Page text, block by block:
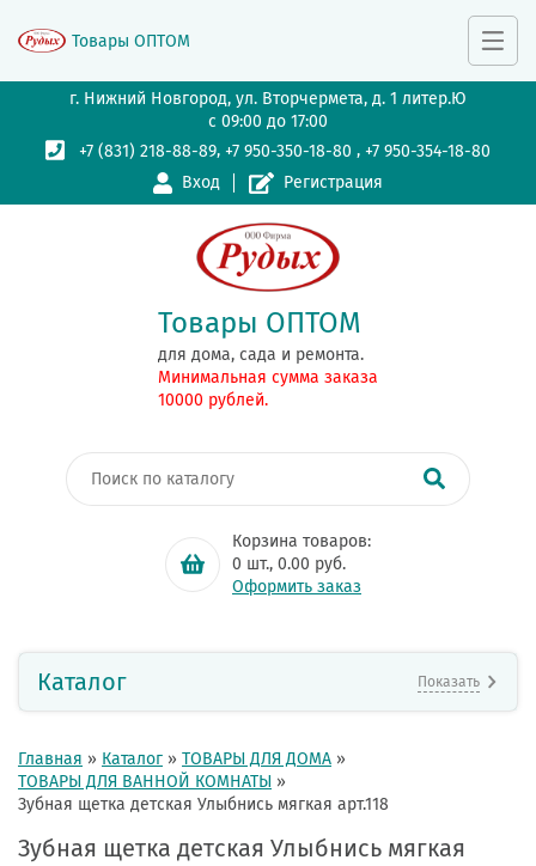
г. Нижний Новгород, ул. Вторчермета, д. 1 литер.Ю
с 09:00 до 17:00
+7 (831) 218-88-89,+7 950-350-18-80 ,+7 950-354-18-80
Вход
Регистрация
Товары ОПТОМ
для дома, сада и ремонта.
Минимальная сумма заказа
10000 рублей.
Корзина товаров:
0 шт., 0.00 руб.
Оформить заказ
Товары ОПТОМ
Каталог Показать
Главная » Каталог » ТОВАРЫ ДЛЯ ДОМА »
ТОВАРЫ ДЛЯ ВАННОЙ КОМНАТЫ »
Зубная щетка детская Улыбнись мягкая арт.118
Зубная щетка детская Улыбнись мягкая